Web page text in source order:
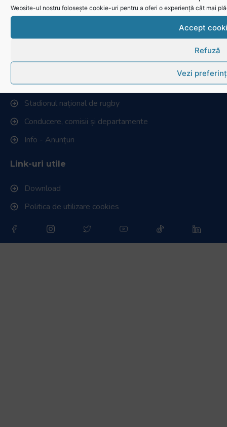
Website-ul nostru folosește cookie-uri pentru a oferi o experiență cât mai
Accept
Refuză
Vezi
Cum se joacă Rugby
Cluburi afiliate la FRR
Stadionul național de rugby
Conducere, comisii și departamente
Info - Anunțuri
Link-uri utile
Download
Politica de utilizare cookies